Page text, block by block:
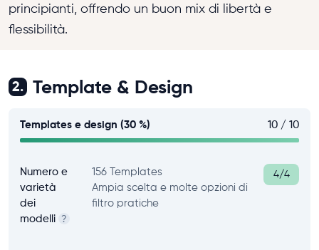
principianti, offrendo un buon mix di libertà e
flessibilità.
2. Template & Design
Templates e design (30 %) 10 / 10
Numero e
varietà
dei
modelli ?
156 Templates
Ampia scelta e molte opzioni di
filtro pratiche
4/4